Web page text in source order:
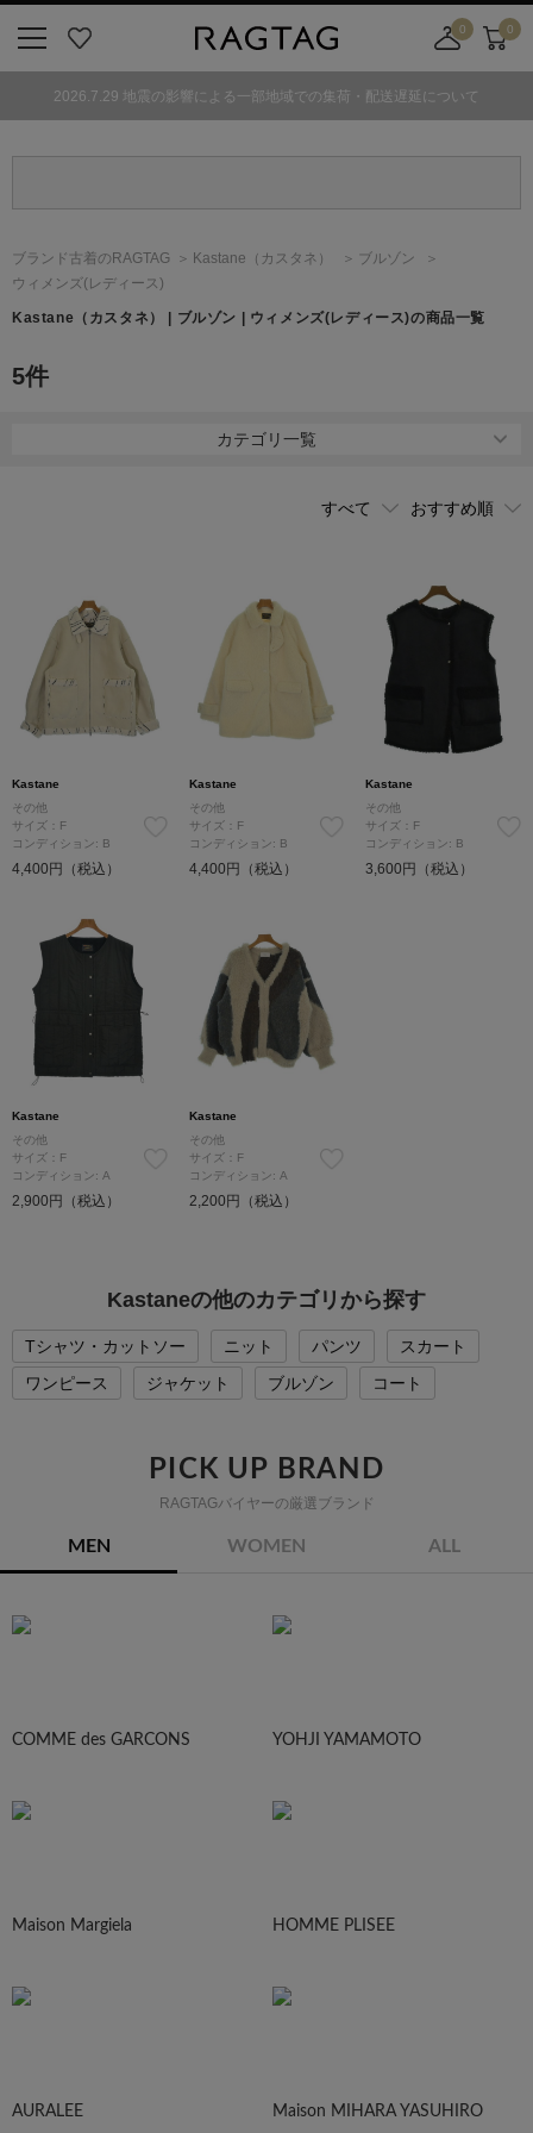
気
0
舗
カ
ト
0
2026.7.29 地震の影響による一部地域での集荷・配送遅延について
ブランド古着のRAGTAG Kastane （カスタネ）
ブルゾン
ウィメンズ(レディース)
Kastane （カスタネ） | ブルゾン | ウィメンズ(レディース)の商品一覧
5件
カテゴリ一覧
Kastane
その他
サイズ：F
コンディション: B
4,400円（税込）
Kastane
その他
サイズ：F
コンディション: B
4,400円（税込）
Kastane
その他
サイズ：F
コンディション: B
3,600円（税込）
Kastane
その他
サイズ：F
コンディション: A
2,900円（税込）
Kastane
その他
サイズ：F
コンディション: A
2,200円（税込）
Kastaneの他のカテゴリから探す
Tシャツ・カットソー ニット パンツ
スカート
ワンピース
ジャケット ブルゾン コート
PICK UP BRAND
RAGTAGバイヤーの厳選ブランド
MEN WOMEN ALL
COMME des GARCONS YOHJI YAMAMOTO
Maison Margiela HOMME PLISEE
AURALEE Maison MIHARA YASUHIRO